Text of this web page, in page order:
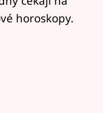
horoskopy.